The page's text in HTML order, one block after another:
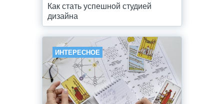
Как стать успешной студией
дизайна
ИНТЕРЕСНОЕ